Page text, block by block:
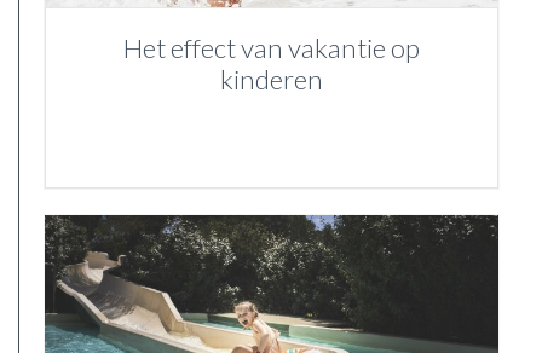
Het effect van vakantie op
kinderen